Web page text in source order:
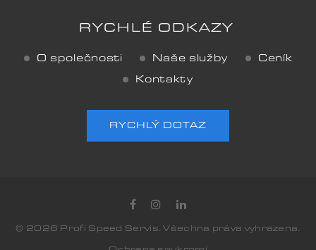
RYCHLÉ ODKAZY
O společnosti Naše služby Ceník
Kontakty
RYCHLÝ DOTAZ
© 2026 Profi Speed Servis . Všechna práva vyhrazena.